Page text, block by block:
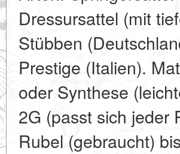
Dressursattel (mit
Stübben
Prestige (Italien).
oder Synthese
2G (passt sich jeder
Rubel (gebraucht)